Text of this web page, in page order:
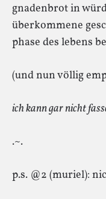
gnadenbrot in
überkommene
phase des lebens
(und nun völlig
ich kann gar nicht
.~.
p.s. @2 (muriel):